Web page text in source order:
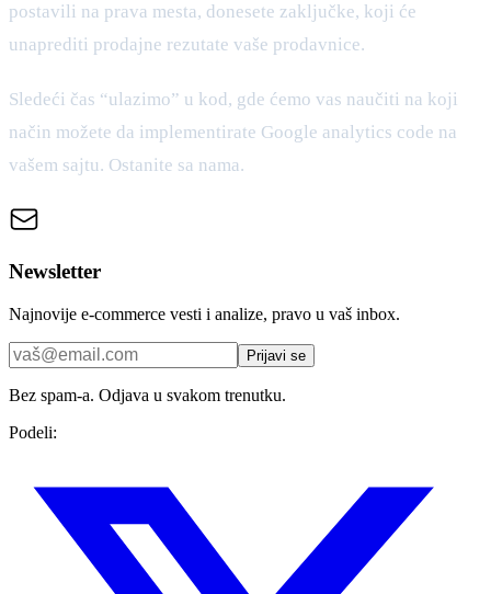
postavili na prava mesta, donesete zaključke, koji će
unaprediti prodajne rezutate vaše prodavnice.
Sledeći čas “ulazimo” u kod, gde ćemo vas naučiti na koji
način možete da implementirate Google analytics code na
vašem sajtu. Ostanite sa nama.
Newsletter
Najnovije e-commerce vesti i analize, pravo u vaš inbox.
Prijavi se
Bez spam-a. Odjava u svakom trenutku.
Podeli: